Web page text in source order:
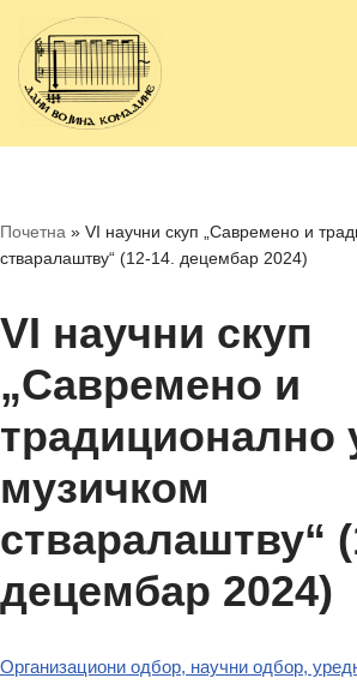
Скочи
на
садржај
Почетна » VI научни скуп „Савремено и
стваралаштву“ (12-14. децембар 2024)
VI научни скуп
„Савремено и
традиционално
музичком
стваралаштву“
децембар 2024)
Организациони одбор, научни одбор,